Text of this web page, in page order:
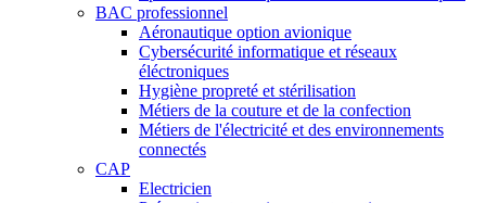
BAC professionnel
Aéronautique option avionique
Cybersécurité informatique et réseaux
éléctroniques
Hygiène propreté et stérilisation
Métiers de la couture et de la confection
Métiers de l'électricité et des environnements
connectés
CAP
Electricien